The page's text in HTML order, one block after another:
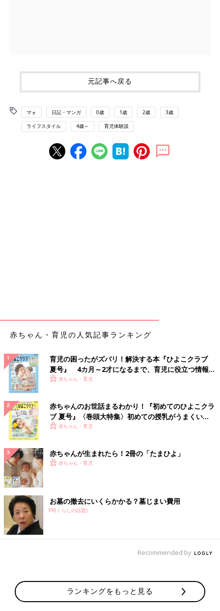
元記事へ戻る
マォ 日記・マンガ 0歳 1歳 2歳 3歳
ライフスタイル 4歳～ 育児体験談
赤ちゃん・育児の人気記事ランキング
育児の困ったがズバリ！解決する本『ひよこクラブ
夏号』 4カ月～2才になるまで、育児に役立つ情報が
いっぱい！
赤ちゃん・育児
赤ちゃんのお世話まるわかり！『初めてのひよこクラ
ブ 夏号』〈巻頭大特集〉初めての授乳がうまくい
く！ おっぱい・ミルクの基本と夏のトラブル 解決テ
赤ちゃん・育児
赤ちゃんが生まれたら！2冊の「たまひよ」
赤ちゃん・育児
お墓の撤去にいくらかかる？墓じまい費用
PR(くらしの話題)
Recommended by
ランキングをもっと見る